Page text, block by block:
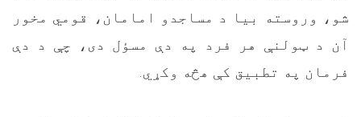
شو، وروسته بيا د مساجدو امامان، قومي مخور
آن د ټولنې هر فرد په دې مسؤل دی، چې د دې
فرمان په تطبيق کې هڅه وکړي.